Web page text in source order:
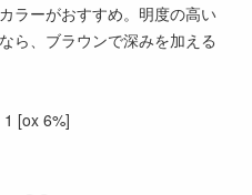
ラーがおすすめ。明度の高い
ら、ブラウンで深みを加える
[ox 6%]